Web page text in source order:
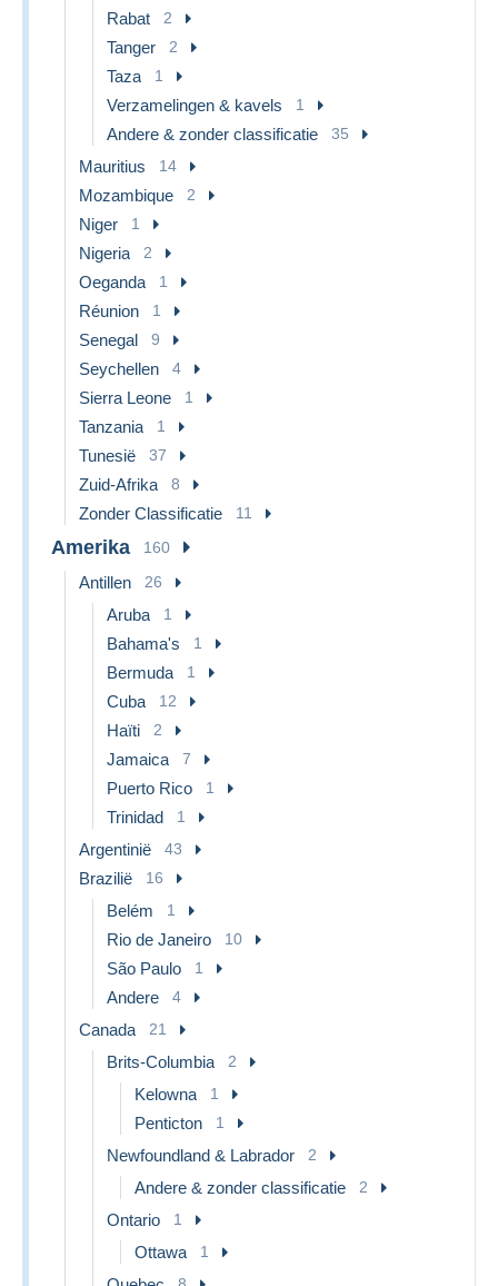
Rabat 2
Tanger 2
Taza 1
Verzamelingen & kavels 1
Andere & zonder classificatie 35
Mauritius 14
Mozambique 2
Niger 1
Nigeria 2
Oeganda 1
Réunion 1
Senegal 9
Seychellen 4
Sierra Leone 1
Tanzania 1
Tunesië 37
Zuid-Afrika 8
Zonder Classificatie 11
Amerika 160
Antillen 26
Aruba 1
Bahama's 1
Bermuda 1
Cuba 12
Haïti 2
Jamaica 7
Puerto Rico 1
Trinidad 1
Argentinië 43
Brazilië 16
Belém 1
Rio de Janeiro 10
São Paulo 1
Andere 4
Canada 21
Brits-Columbia 2
Kelowna 1
Penticton 1
Newfoundland & Labrador 2
Andere & zonder classificatie 2
Ontario 1
Ottawa 1